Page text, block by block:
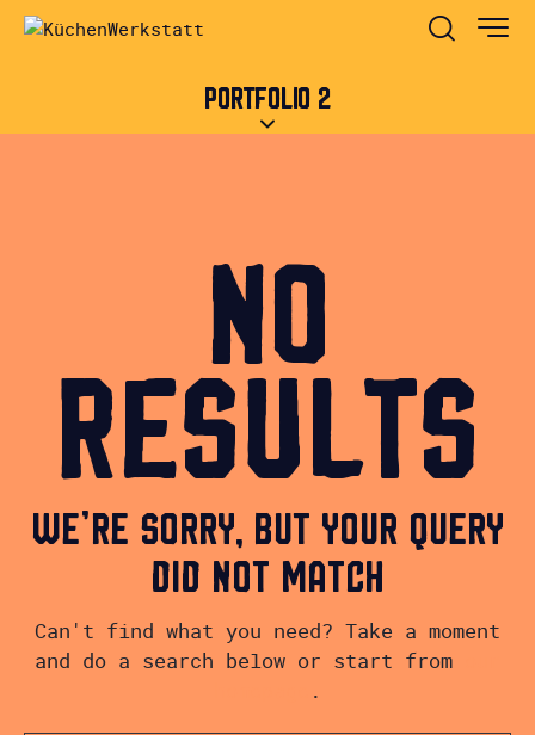
PORTFOLIO 2
NO
RESULTS
WE'RE SORRY, BUT YOUR QUERY
DID NOT MATCH
Can't find what you need? Take a moment
and do a search below or start from
.